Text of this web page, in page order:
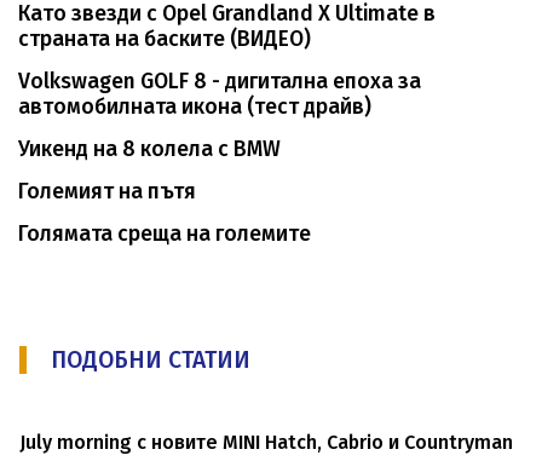
Като звезди с Opel Grandland X Ultimate в
страната на баските (ВИДЕО)
Volkswagen GOLF 8 - дигитална епоха за
автомобилната икона (тест драйв)
Уикенд на 8 колела с BMW
Големият на пътя
Голямата среща на големите
ПОДОБНИ СТАТИИ
July morning с новите MINI Hatch, Cabrio и Countryman